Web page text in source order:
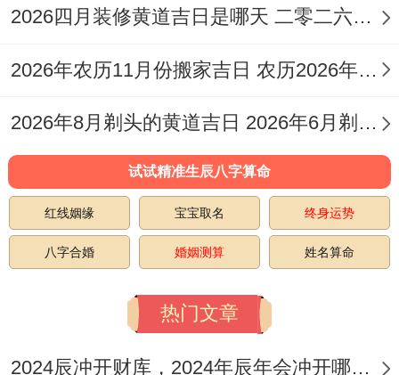
2
14
日
星
期
腊
廿
七
分
冲
煞
西
宜动土、嫁娶、
安葬；忌开市、
2
月
19
期
四
正
月
初
96
分
冲
马
煞
南
宜动土、纳财、
交易；忌入宅、
安葬、作灶
期
98
冲
鸡
宜动土、起基、
栽种；忌移徙、
2026四月装修黄道吉日是哪天 二零二六年4月装修黄道吉日
2026年农历11月份搬家吉日 农历2026年11月26适合搬家吗
2026年8月剃头的黄道吉日 2026年6月剃头黄道吉日
试试精准生辰八字算命
红线姻缘 宝宝取名 终身运势
八字合婚 婚姻测算 姓名算命
热门文章
2024辰冲开财库，2024年辰年会冲开哪些人的财库